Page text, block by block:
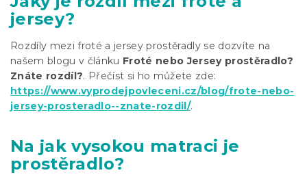
jersey?
Rozdíly mezi froté a jersey prostěradly se dozvíte na
našem blogu v článku Froté nebo Jersey prostěradlo?
Znáte rozdíl?. Přečíst si ho můžete zde:
https://www.vyprodejpovleceni.cz/blog/frote-nebo-
jersey-prosteradlo--znate-rozdil/.
Na jak vysokou matraci je
prostěradlo?